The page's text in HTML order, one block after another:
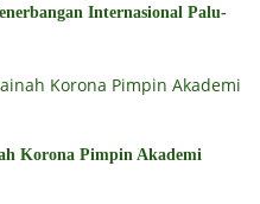
Internasional Palu-
Korona Pimpin Akademi